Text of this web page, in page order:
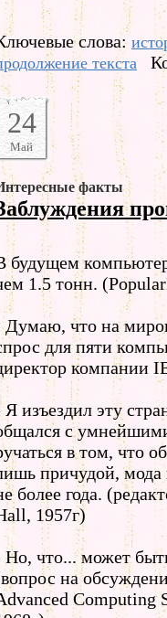
слова:
текста
24
Май
факты
будущем
1.5 тонн.
Думаю, что на
для пяти
компании
Я изъездил эту
с
в том, что
причудой, мода
более года.
1957г)
Но, что... может
на